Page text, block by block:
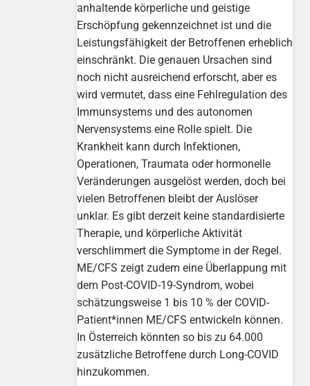
anhaltende körperliche und geistige
Erschöpfung gekennzeichnet ist und die
Leistungsfähigkeit der Betroffenen erheblich
einschränkt. Die genauen Ursachen sind
noch nicht ausreichend erforscht, aber es
wird vermutet, dass eine Fehlregulation des
Immunsystems und des autonomen
Nervensystems eine Rolle spielt. Die
Krankheit kann durch Infektionen,
Operationen, Traumata oder hormonelle
Veränderungen ausgelöst werden, doch bei
vielen Betroffenen bleibt der Auslöser
unklar. Es gibt derzeit keine standardisierte
Therapie, und körperliche Aktivität
verschlimmert die Symptome in der Regel.
ME/CFS zeigt zudem eine Überlappung mit
dem Post-COVID-19-Syndrom, wobei
schätzungsweise 1 bis 10 % der COVID-
Patient*innen ME/CFS entwickeln können.
In Österreich könnten so bis zu 64.000
zusätzliche Betroffene durch Long-COVID
hinzukommen.